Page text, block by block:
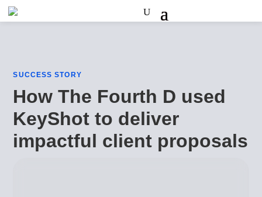
SUCCESS STORY
How The Fourth D used
KeyShot to deliver
impactful client proposals